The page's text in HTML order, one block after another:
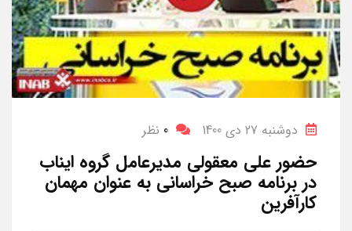
دوشنبه 27 دی 1400 0 نظر
حضور علی معقولی مدیرعامل گروه ایناب
در برنامه صبح خراسانی به عنوان مهمان
کارآفرین